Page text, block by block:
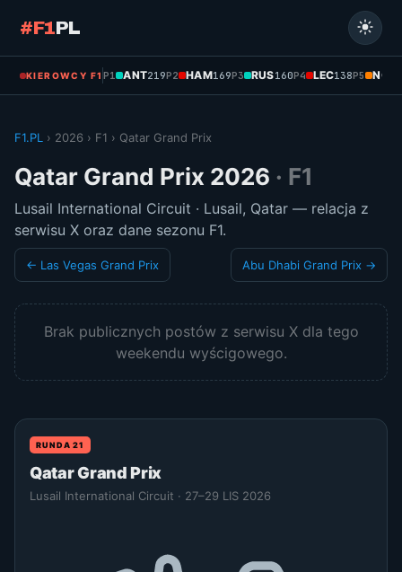
#F1PL
KIEROWCY F1 P1 ANT219P2 HAM169P3 RUS160P4 LEC138P5 NOR
F1.PL › 2026 › F1 › Qatar Grand Prix
Qatar Grand Prix 2026 · F1
Lusail International Circuit · Lusail, Qatar — relacja z
serwisu X oraz dane sezonu F1.
← Las Vegas Grand Prix Abu Dhabi Grand Prix →
Brak publicznych postów z serwisu X dla tego
weekendu wyścigowego.
RUNDA 21
Qatar Grand Prix
Lusail International Circuit · 27–29 LIS 2026